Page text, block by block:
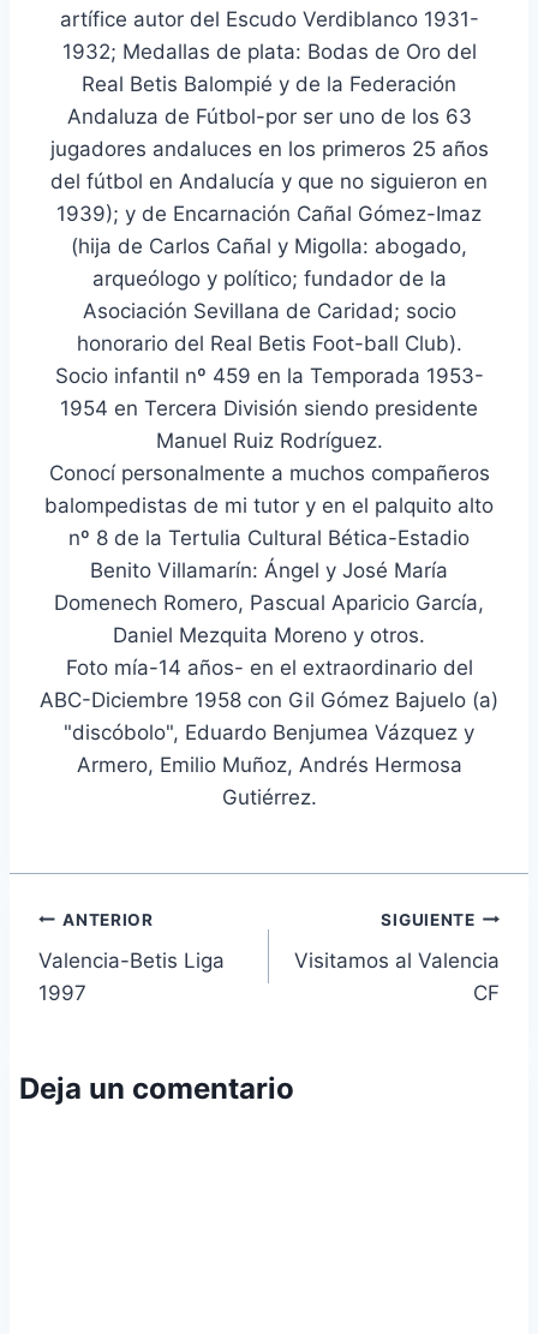
artífice autor del Escudo Verdiblanco 1931-
1932; Medallas de plata: Bodas de Oro del
Real Betis Balompié y de la Federación
Andaluza de Fútbol-por ser uno de los 63
jugadores andaluces en los primeros 25 años
del fútbol en Andalucía y que no siguieron en
1939); y de Encarnación Cañal Gómez-Imaz
(hija de Carlos Cañal y Migolla: abogado,
arqueólogo y político; fundador de la
Asociación Sevillana de Caridad; socio
honorario del Real Betis Foot-ball Club).
Socio infantil nº 459 en la Temporada 1953-
1954 en Tercera División siendo presidente
Manuel Ruiz Rodríguez.
Conocí personalmente a muchos compañeros
balompedistas de mi tutor y en el palquito alto
nº 8 de la Tertulia Cultural Bética-Estadio
Benito Villamarín: Ángel y José María
Domenech Romero, Pascual Aparicio García,
Daniel Mezquita Moreno y otros.
Foto mía-14 años- en el extraordinario del
ABC-Diciembre 1958 con Gil Gómez Bajuelo (a)
"discóbolo", Eduardo Benjumea Vázquez y
Armero, Emilio Muñoz, Andrés Hermosa
Gutiérrez.
Navegación
de
ANTERIOR
Valencia-Betis Liga
1997
SIGUIENTE
Visitamos al Valencia
CF
Deja un comentario